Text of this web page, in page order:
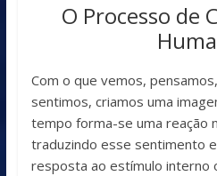
O Processo de
Com o que vemos,
sentimos, criamos uma
tempo forma-se uma reação
traduzindo esse sentimento
resposta ao estímulo interno